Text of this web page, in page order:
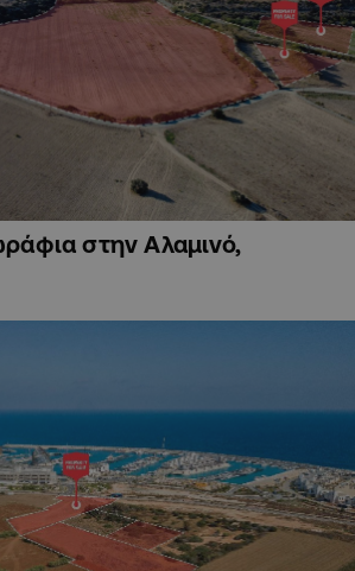
στην Αλαμινό,